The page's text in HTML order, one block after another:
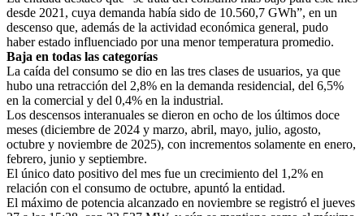
desde 2021, cuya demanda había sido de 10.560,7 GWh”, en un
descenso que, además de la actividad económica general, pudo
haber estado influenciado por una menor temperatura promedio.
Baja en todas las categorías
La caída del consumo se dio en las tres clases de usuarios, ya que
hubo una retracción del 2,8% en la demanda residencial, del 6,5%
en la comercial y del 0,4% en la industrial.
Los descensos interanuales se dieron en ocho de los últimos doce
meses (diciembre de 2024 y marzo, abril, mayo, julio, agosto,
octubre y noviembre de 2025), con incrementos solamente en enero,
febrero, junio y septiembre.
El único dato positivo del mes fue un crecimiento del 1,2% en
relación con el consumo de octubre, apuntó la entidad.
El máximo de potencia alcanzado en noviembre se registró el jueves